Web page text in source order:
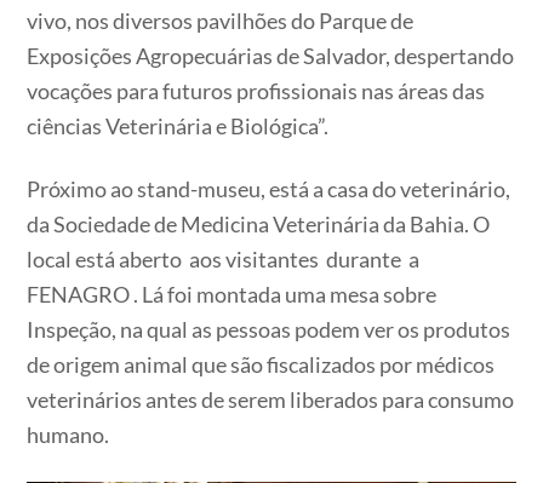
vivo, nos diversos pavilhões do Parque de
Exposições Agropecuárias de Salvador, despertando
vocações para futuros profissionais nas áreas das
ciências Veterinária e Biológica”.
Próximo ao stand-museu, está a casa do veterinário,
da Sociedade de Medicina Veterinária da Bahia. O
local está aberto aos visitantes durante a
FENAGRO . Lá foi montada uma mesa sobre
Inspeção, na qual as pessoas podem ver os produtos
de origem animal que são fiscalizados por médicos
veterinários antes de serem liberados para consumo
humano.